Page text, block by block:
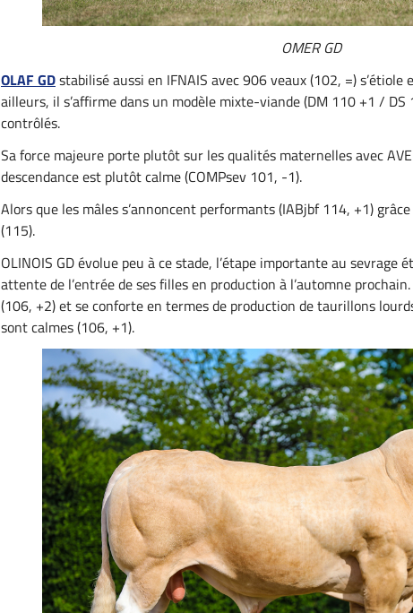
OMER GD
OLAF GDstabilisé aussi en IFNAIS avec 906 veaux (102, =) s’étiole
ailleurs, il s’affirme dans un modèle mixte-viande (DM 110 +1 /
contrôlés.
Sa force majeure porte plutôt sur les qualités maternelles avec
descendance est plutôt calme (COMPsev 101, -1).
Alors que les mâles s’annoncent performants (IABjbf 114, +1)
(115).
OLINOIS GD évolue peu à ce stade, l’étape importante au
attente de l’entrée de ses filles en production à l’automne
(106, +2) et se conforte en termes de production de taurillons
sont calmes (106, +1).